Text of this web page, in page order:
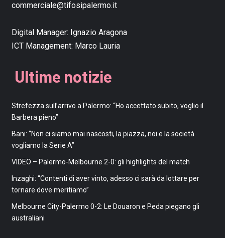
commerciale@tifosipalermo.it
Digital Manager: Ignazio Aragona
ICT Management: Marco Lauria
Ultime notizie
Strefezza sull’arrivo a Palermo: “Ho accettato subito, voglio il
Barbera pieno”
Bani: “Non ci siamo mai nascosti, la piazza, noi e la società
vogliamo la Serie A”
VIDEO – Palermo-Melbourne 2-0: gli highlights del match
Inzaghi: “Contenti di aver vinto, adesso ci sarà da lottare per
tornare dove meritiamo”
Melbourne City-Palermo 0-2: Le Douaron e Peda piegano gli
australiani